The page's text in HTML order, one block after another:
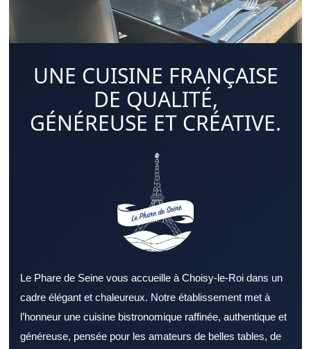
UNE CUISINE FRANÇAISE
DE QUALITÉ,
GÉNÉREUSE ET CRÉATIVE.
Le Phare de Seine vous accueille à Choisy-le-Roi dans un
cadre élégant et chaleureux. Notre établissement met à
l’honneur une cuisine bistronomique raffinée, authentique et
généreuse, pensée pour les amateurs de belles tables, de